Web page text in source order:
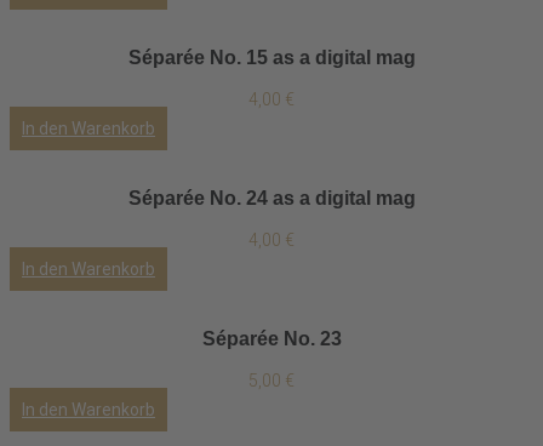
Séparée No. 15 as a digital mag
4,00 €
In den Warenkorb
Séparée No. 24 as a digital mag
4,00 €
In den Warenkorb
Séparée No. 23
5,00 €
In den Warenkorb